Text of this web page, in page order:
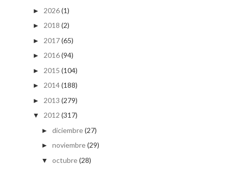
► 2026(1)
► 2018 (2)
► 2017(65)
► 2016(94)
► 2015 (104)
► 2014(188)
► 2013 (279)
▼ 2012 (317)
► diciembre(27)
► noviembre(29)
▼ octubre(28)